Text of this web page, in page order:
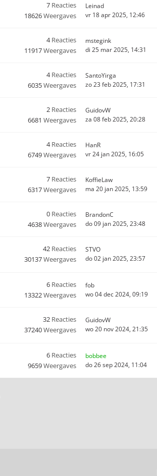
7 Reacties
18626Weergaves
Leinad
vr 18 apr 2025, 12:46
4Reacties
11917Weergaves
mstegink
di 25 mar 2025, 14:31
4Reacties
6035Weergaves
SantoYirga
zo 23 feb 2025, 17:31
2 Reacties
6681 Weergaves
GuidovW
za 08 feb 2025, 20:28
4Reacties
6749Weergaves
HanR
vr 24 jan 2025, 16:05
7 Reacties
6317Weergaves
KoffieLaw
ma 20 jan 2025, 13:59
0 Reacties
4638Weergaves
BrandonC
do 09 jan 2025, 23:48
42 Reacties
30137Weergaves
STVO
do 02 jan 2025, 23:57
6 Reacties
13322Weergaves
fob
wo 04 dec 2024, 09:19
32 Reacties
37240Weergaves
GuidovW
wo 20 nov 2024, 21:35
6 Reacties
9659Weergaves
bobbee
do 26 sep 2024, 11:04